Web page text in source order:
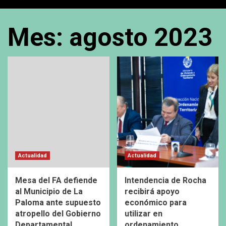
Mes: agosto 2023
Actualidad
Mesa del FA defiende
al Municipio de La
Paloma ante supuesto
atropello del Gobierno
Actualidad
Intendencia de Rocha
recibirá apoyo
económico para
utilizar en